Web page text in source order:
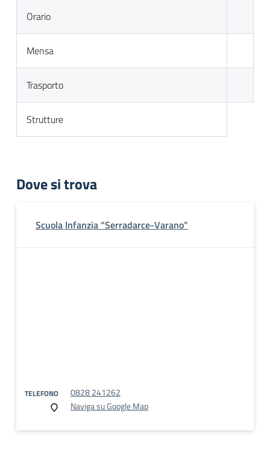
Orario
Mensa
Trasporto
Strutture
Dove si trova
Scuola Infanzia “Serradarce-Varano”
TELEFONO
0828 241262
Naviga su Google Map